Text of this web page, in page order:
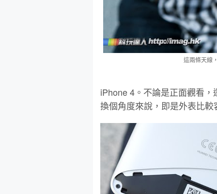
這兩條天線
iPhone 4。不論是正面觀看
換個角度來說，即是外表比